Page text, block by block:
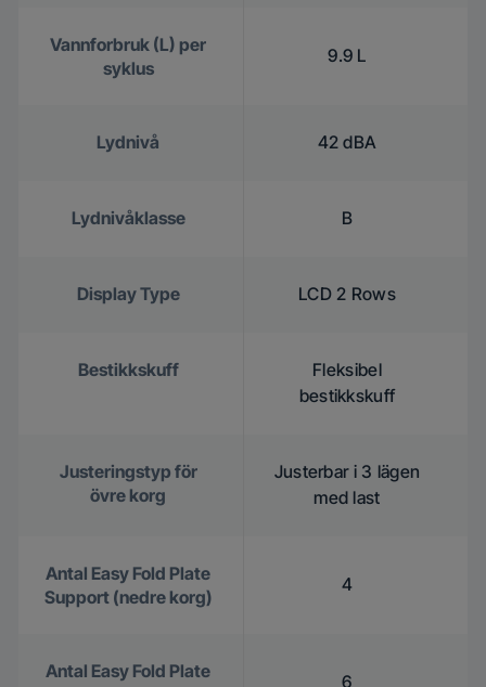
Vannforbruk (L) per
syklus
9.9 L
Lydnivå 42 dBA
Lydnivåklasse B
Display Type LCD 2 Rows
Bestikkskuff
Fleksibel
bestikkskuff
Justeringstyp för
övre korg
Justerbar i 3 lägen
med last
Antal Easy Fold Plate
Support (nedre korg)
4
Antal Easy Fold Plate
6